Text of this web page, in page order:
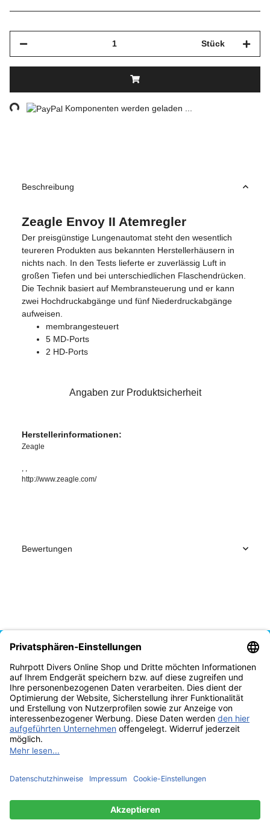
Stück
Komponenten werden geladen ...
Beschreibung
Zeagle Envoy II Atemregler
Der preisgünstige Lungenautomat steht den wesentlich
teureren Produkten aus bekannten Herstellerhäusern in
nichts nach. In den Tests lieferte er zuverlässig Luft in
großen Tiefen und bei unterschiedlichen Flaschendrücken.
Die Technik basiert auf Membransteuerung und er kann
zwei Hochdruckabgänge und fünf Niederdruckabgänge
aufweisen.
membrangesteuert
5 MD-Ports
2 HD-Ports
Angaben zur Produktsicherheit
Herstellerinformationen:
Zeagle
http://www.zeagle.com/
Bewertungen
Vertrag widerrufen
* Alle Preise inkl. gesetzlicher USt., zzgl.Versand